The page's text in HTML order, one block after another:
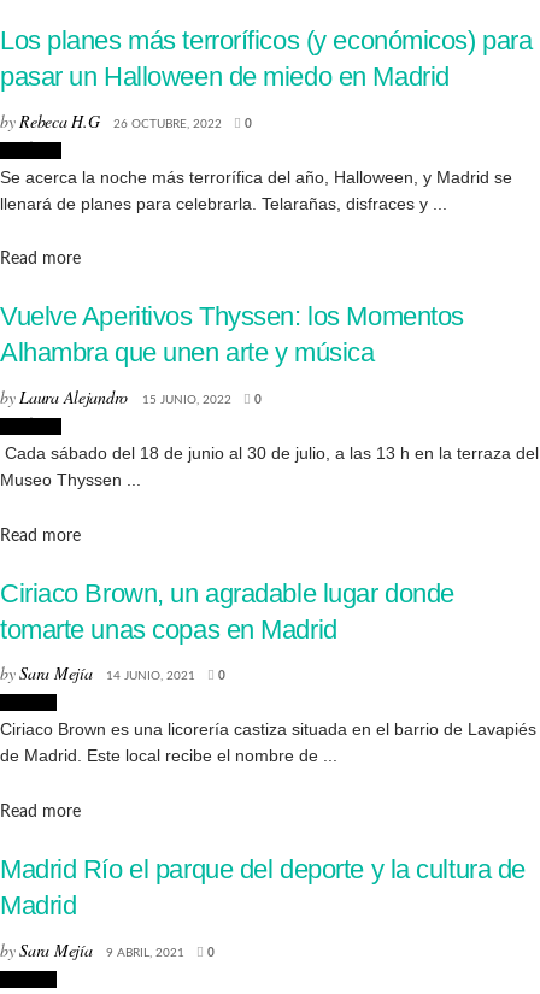
Los planes más terroríficos (y económicos) para
pasar un Halloween de miedo en Madrid
byRebeca H.G 26 OCTUBRE, 2022 0
Se acerca la noche más terrorífica del año, Halloween, y Madrid se
llenará de planes para celebrarla. Telarañas, disfraces y ...
Read moreDetails
Vuelve Aperitivos Thyssen: los Momentos
Alhambra que unen arte y música
byLaura Alejandro 15 JUNIO, 2022 0
Cada sábado del 18 de junio al 30 de julio, a las 13 h en la terraza del
Museo Thyssen ...
Read moreDetails
Ciriaco Brown, un agradable lugar donde
tomarte unas copas en Madrid
bySara Mejía 14 JUNIO, 2021 0
Ciriaco Brown es una licorería castiza situada en el barrio de Lavapiés
de Madrid. Este local recibe el nombre de ...
Read moreDetails
Madrid Río el parque del deporte y la cultura de
Madrid
bySara Mejía 9 ABRIL, 2021 0